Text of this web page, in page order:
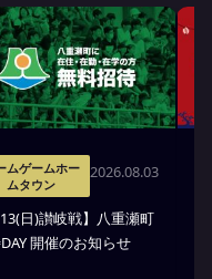
ムゲームホー
ムタウン
2026.08.03
13(日)讃岐戦】八重瀬町
開催のお知らせ